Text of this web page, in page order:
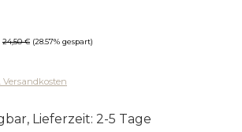
Regulärer Preis:
24,50 € (28.57% gespart)
Versandkosten
Lieferzeit: 2-5 Tage